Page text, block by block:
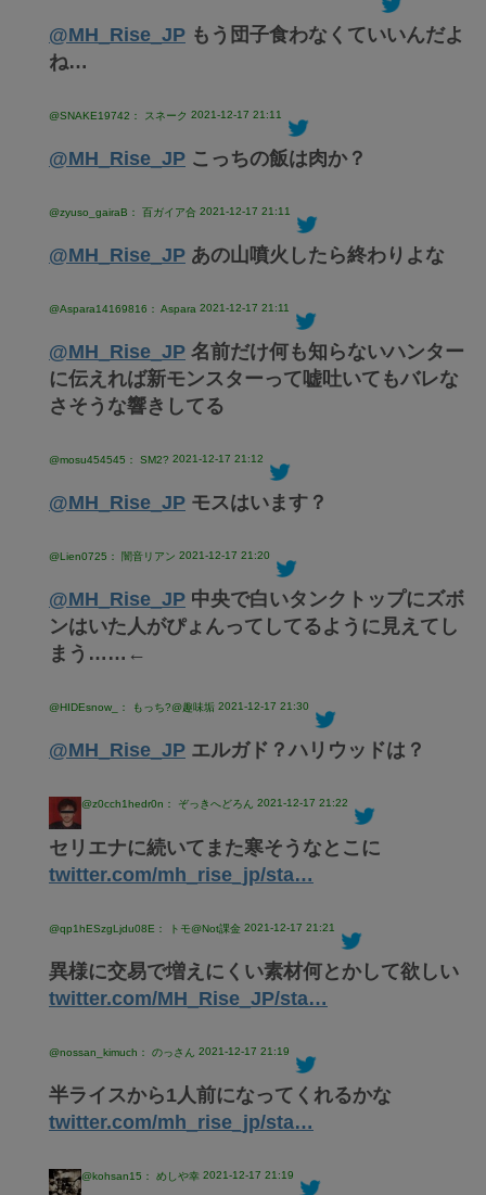
@MH_Rise_JP もう団子食わなくていいんだよ
ね…
@SNAKE19742： スネーク 2021-12-17 21:11
@MH_Rise_JP こっちの飯は肉か？
@zyuso_gairaB： 百ガイア合 2021-12-17 21:11
@MH_Rise_JP あの山噴火したら終わりよな
@Aspara14169816： Aspara 2021-12-17 21:11
@MH_Rise_JP 名前だけ何も知らないハンター
に伝えれば新モンスターって嘘吐いてもバレな
さそうな響きしてる
@mosu454545： SM2? 2021-12-17 21:12
@MH_Rise_JP モスはいます？
@Lien0725： 闇音リアン 2021-12-17 21:20
@MH_Rise_JP 中央で白いタンクトップにズボ
ンはいた人がぴょんってしてるように見えてし
まう……←
@HIDEsnow_： もっち?@趣味垢 2021-12-17 21:30
@MH_Rise_JP エルガド？ハリウッドは？
@z0cch1hedr0n： ぞっきへどろん 2021-12-17 21:22
セリエナに続いてまた寒そうなとこに
twitter.com/mh_rise_jp/sta…
@qp1hESzgLjdu08E： トモ@Not課金 2021-12-17 21:21
異様に交易で増えにくい素材何とかして欲しい
twitter.com/MH_Rise_JP/sta…
@nossan_kimuch： のっさん 2021-12-17 21:19
半ライスから1人前になってくれるかな
twitter.com/mh_rise_jp/sta…
@kohsan15： めしや幸 2021-12-17 21:19